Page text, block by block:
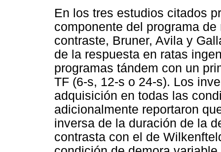
En los tres estudios citados
componente del programa
contraste, Bruner, Avila y
de la respuesta en ratas
programas tándem con un
TF (6-s, 12-s o 24-s). Los
adquisición en todas las
adicionalmente reportaron
inversa de la duración de la
contrasta con el de